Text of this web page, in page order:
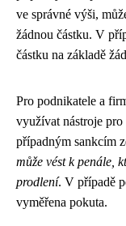
ve správné výši,
žádnou částku. V
částku na základě
Pro podnikatele a
využívat nástroje
případným sankcím
může vést k penále,
prodlení. V případě
vyměřena pokuta.